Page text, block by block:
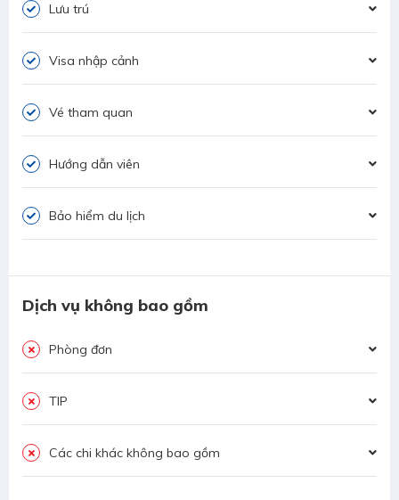
Lưu trú
Visa nhập cảnh
Vé tham quan
Hướng dẫn viên
Bảo hiểm du lịch
Dịch vụ không bao gồm
Phòng đơn
TIP
Các chi khác không bao gồm